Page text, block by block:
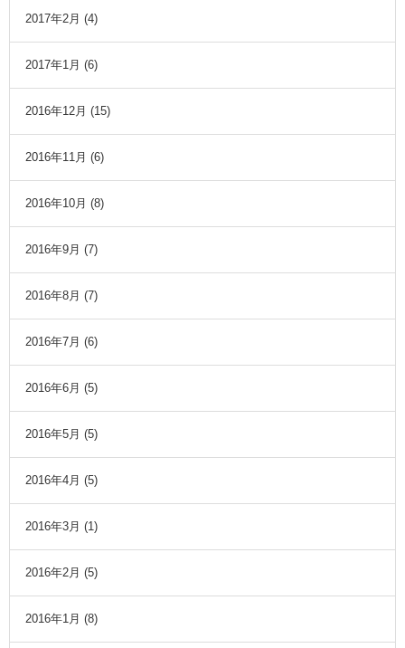
2017年2月 (4)
2017年1月 (6)
2016年12月 (15)
2016年11月 (6)
2016年10月 (8)
2016年9月 (7)
2016年8月 (7)
2016年7月 (6)
2016年6月 (5)
2016年5月 (5)
2016年4月 (5)
2016年3月 (1)
2016年2月 (5)
2016年1月 (8)